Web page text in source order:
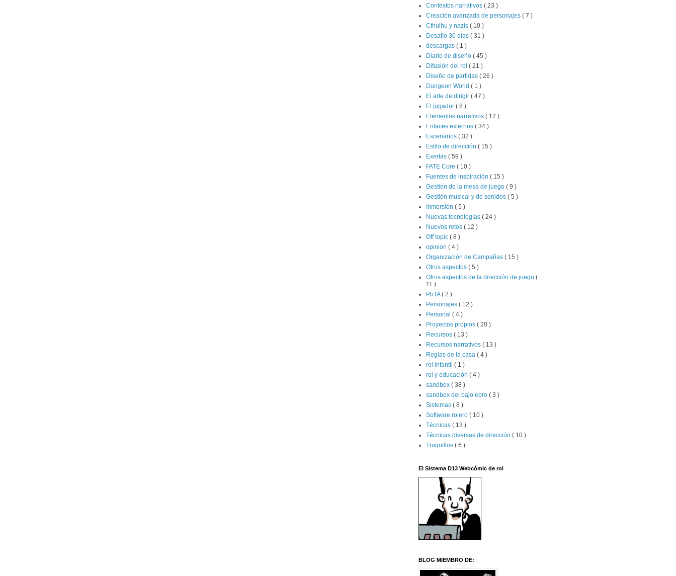
Contextos narrativos ( 23 )
Creación avanzada de personajes ( 7 )
Cthulhu y nazis ( 10 )
Desafío 30 días ( 31 )
descargas ( 1 )
Diario de diseño ( 45 )
Difusión del rol ( 21 )
Diseño de partidas ( 26 )
Dungeon World ( 1 )
El arte de dirigir ( 47 )
El jugador ( 8 )
Elementos narrativos ( 12 )
Enlaces externos ( 34 )
Escenarios ( 32 )
Estilo de dirección ( 15 )
Exertas ( 59 )
FATE Core ( 10 )
Fuentes de inspiración ( 15 )
Gestión de la mesa de juego ( 9 )
Gestión musical y de sonidos ( 5 )
Inmersión ( 5 )
Nuevas tecnologías ( 24 )
Nuevos retos ( 12 )
Off topic ( 8 )
opinion ( 4 )
Organización de Campañas ( 15 )
Otros aspectos ( 5 )
Otros aspectos de la dirección de juego (
11 )
PbTA( 2 )
Personajes ( 12 )
Personal ( 4 )
Proyectos propios ( 20 )
Recursos ( 13 )
Recursos narrativos ( 13 )
Reglas de la casa ( 4 )
rol infantil ( 1 )
rol y educación ( 4 )
sandbox ( 38 )
sandbox del bajo ebro ( 3 )
Sistemas ( 8 )
Software rolero ( 10 )
Técnicas ( 13 )
Técnicas diversas de dirección ( 10 )
Truquillos ( 6 )
El Sistema D13 Webcómic de rol
BLOG MIEMBRO DE: